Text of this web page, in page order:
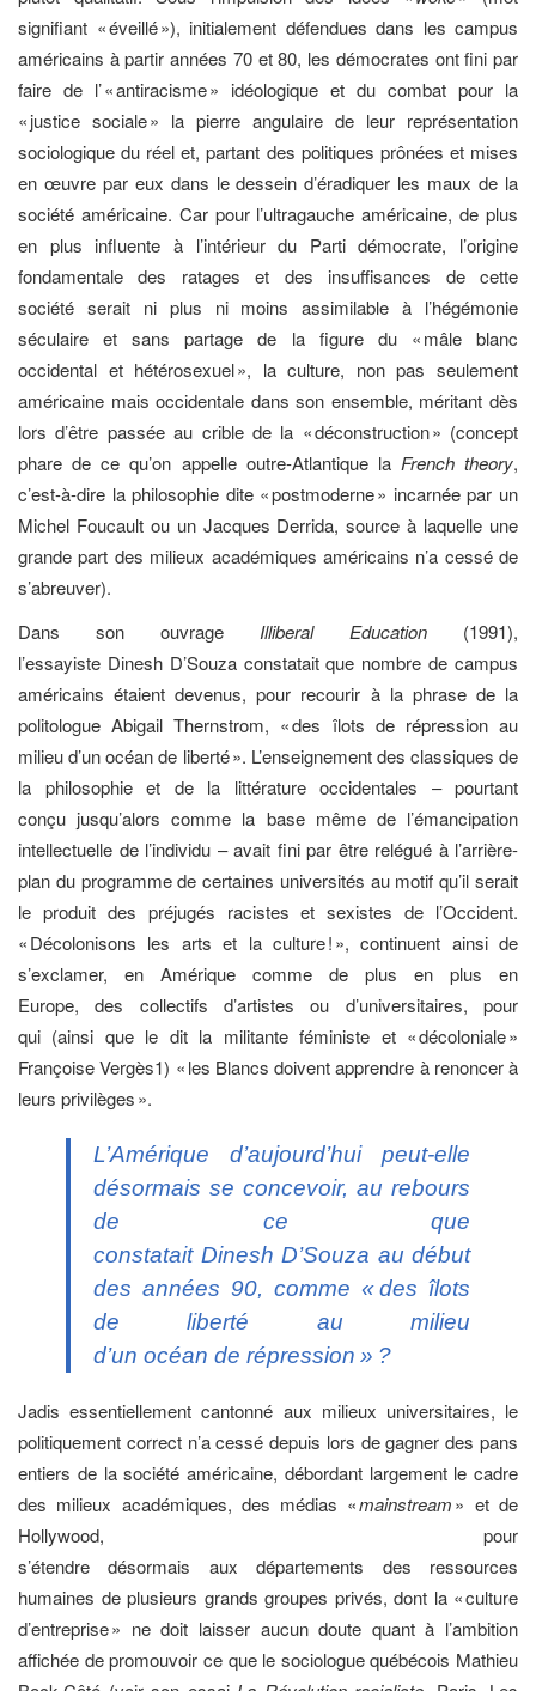
signifiant « éveillé »), initialement défendues dans les campus
américains à partir années 70 et 80, les démocrates ont fini par
faire de l’ « antiracisme » idéologique et du combat pour la
« justice sociale » la pierre angulaire de leur représentation
sociologique du réel et, partant des politiques prônées et mises
en œuvre par eux dans le dessein d’éradiquer les maux de la
société américaine. Car pour l’ultragauche américaine, de plus
en plus influente à l’intérieur du Parti démocrate, l’origine
fondamentale des ratages et des insuffisances de cette
société serait ni plus ni moins assimilable à l’hégémonie
séculaire et sans partage de la figure du « mâle blanc
occidental et hétérosexuel », la culture, non pas seulement
américaine mais occidentale dans son ensemble, méritant dès
lors d’être passée au crible de la « déconstruction » (concept
phare de ce qu’on appelle outre-Atlantique la French theory,
c’est-à-dire la philosophie dite « postmoderne » incarnée par un
Michel Foucault ou un Jacques Derrida, source à laquelle une
grande part des milieux académiques américains n’a cessé de
s’abreuver).
Dans son ouvrage Illiberal Education (1991),
l’essayiste Dinesh D’Souza constatait que nombre de campus
américains étaient devenus, pour recourir à la phrase de la
politologue Abigail Thernstrom, « des îlots de répression au
milieu d’un océan de liberté ». L’enseignement des classiques de
la philosophie et de la littérature occidentales – pourtant
conçu jusqu’alors comme la base même de l’émancipation
intellectuelle de l’individu – avait fini par être relégué à l’arrière-
plan du programme de certaines universités au motif qu’il serait
le produit des préjugés racistes et sexistes de l’Occident.
« Décolonisons les arts et la culture ! », continuent ainsi de
s’exclamer, en Amérique comme de plus en plus en
Europe, des collectifs d’artistes ou d’universitaires, pour
qui (ainsi que le dit la militante féministe et « décoloniale »
Françoise Vergès1) « les Blancs doivent apprendre à renoncer à
leurs privilèges ».
L’Amérique d’aujourd’hui peut-elle
désormais se concevoir, au rebours
de ce que
constatait Dinesh D’Souza au début
des années 90, comme « des îlots
de liberté au milieu
d’un océan de répression » ?
Jadis essentiellement cantonné aux milieux universitaires, le
politiquement correct n’a cessé depuis lors de gagner des pans
entiers de la société américaine, débordant largement le cadre
des milieux académiques, des médias «mainstream» et de
Hollywood, pour
s’étendre désormais aux départements des ressources
humaines de plusieurs grands groupes privés, dont la « culture
d’entreprise » ne doit laisser aucun doute quant à l’ambition
affichée de promouvoir ce que le sociologue québécois Mathieu